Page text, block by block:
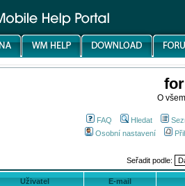
O
FAQ Hledat
Osobní nastavení
Seřadit podle:
Uživatel E-mail